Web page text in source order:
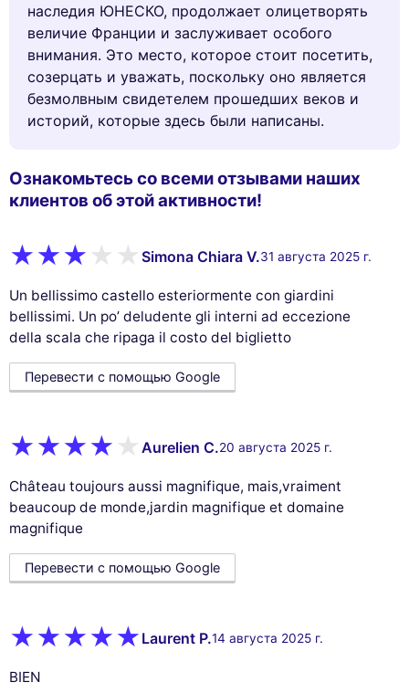
Ознакомьтесь со всеми отзывами наших
клиентов об этой активности!
Simona Chiara V.31 августа 2025 г.
Un bellissimo castello esteriormente con giardini
bellissimi. Un po’ deludente gli interni ad eccezione
della scala che ripaga il costo del biglietto
Перевести с помощью Google
Aurelien C.20 августа 2025 г.
Château toujours aussi magnifique, mais,vraiment
beaucoup de monde,jardin magnifique et domaine
magnifique
Перевести с помощью Google
Laurent P.14 августа 2025 г.
BIEN
наследия ЮНЕСКО, продолжает олицетворять
величие Франции и заслуживает особого
внимания. Это место, которое стоит посетить,
созерцать и уважать, поскольку оно является
безмолвным свидетелем прошедших веков и
историй, которые здесь были написаны.